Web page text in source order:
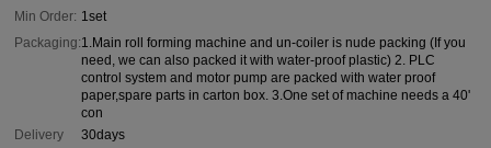
Min Order: 1set
Packaging:1.Main roll forming machine and un-coiler is nude packing (If you
need, we can also packed it with water-proof plastic) 2. PLC
control system and motor pump are packed with water proof
paper,spare parts in carton box. 3.One set of machine needs a 40'
con
Delivery
30days